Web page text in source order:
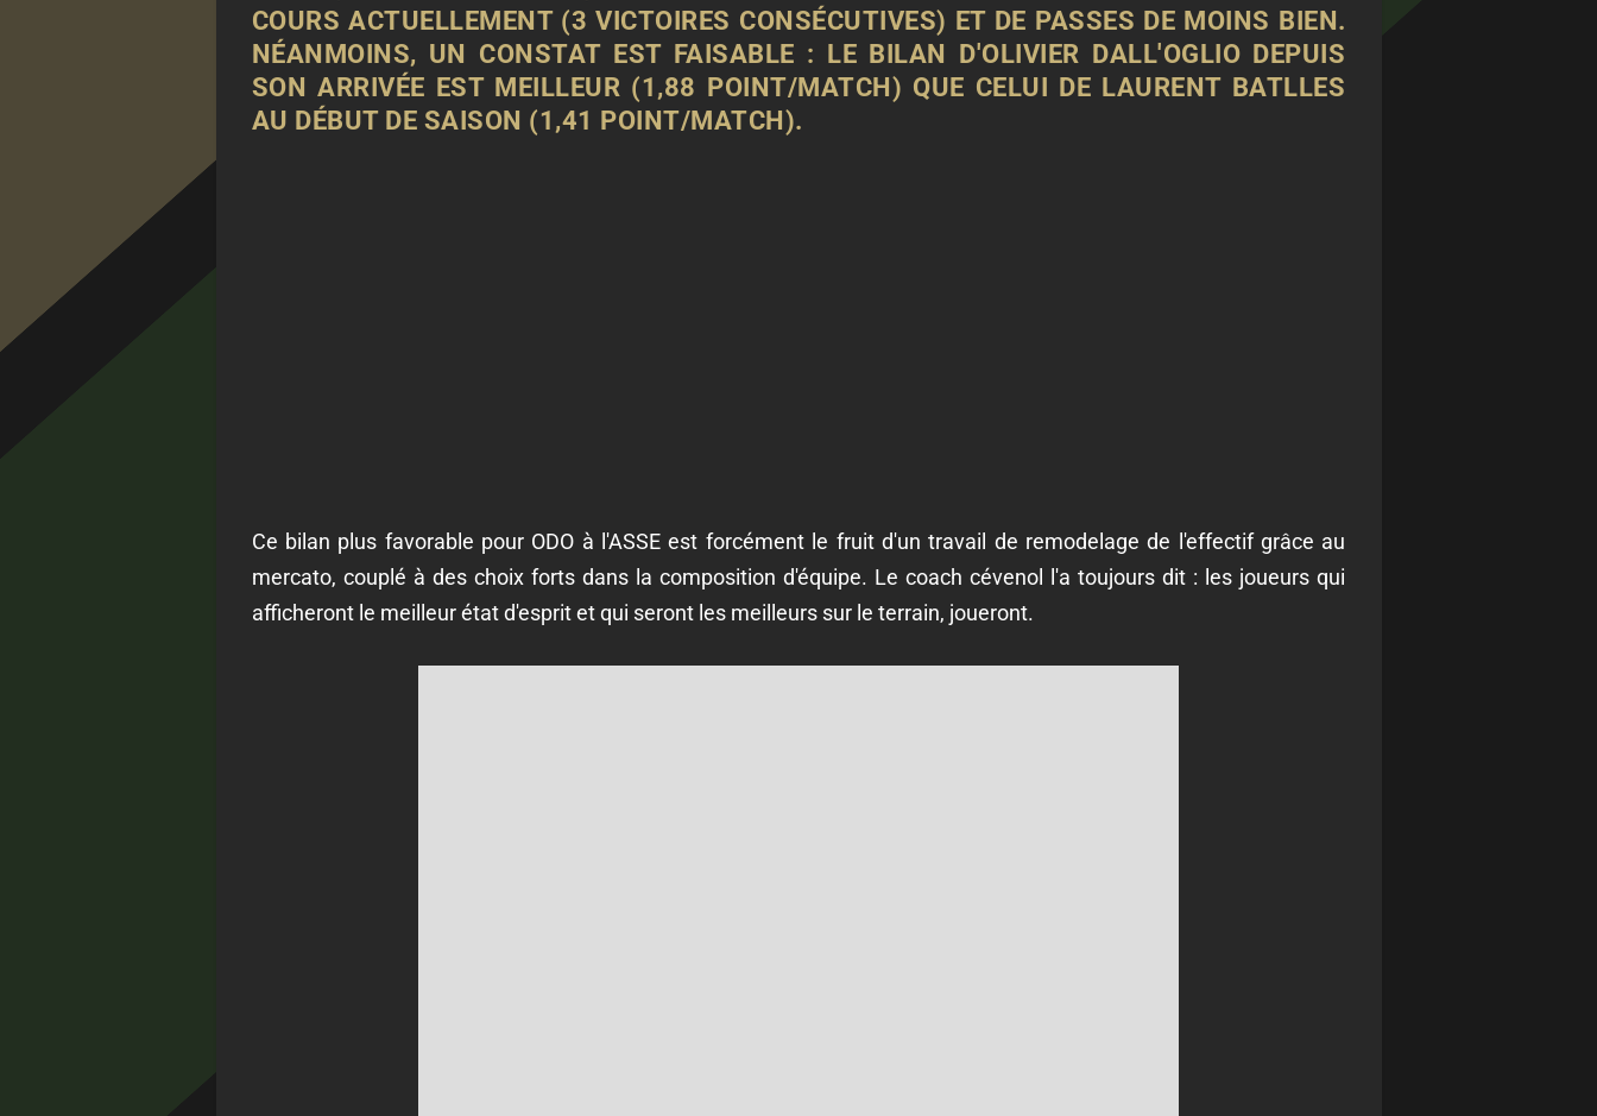
COURS ACTUELLEMENT (3 VICTOIRES CONSÉCUTIVES) ET DE PASSES DE MOINS BIEN.
NÉANMOINS, UN CONSTAT EST FAISABLE : LE BILAN D'OLIVIER DALL'OGLIO DEPUIS
SON ARRIVÉE EST MEILLEUR (1,88 POINT/MATCH) QUE CELUI DE LAURENT BATLLES
AU DÉBUT DE SAISON (1,41 POINT/MATCH).
Ce bilan plus favorable pour ODO à l'ASSE est forcément le fruit d'un travail de remodelage de l'effectif grâce au
mercato, couplé à des choix forts dans la composition d'équipe. Le coach cévenol l'a toujours dit : les joueurs qui
afficheront le meilleur état d'esprit et qui seront les meilleurs sur le terrain, joueront.